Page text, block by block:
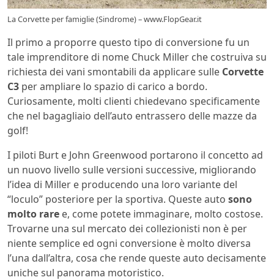
La Corvette per famiglie (Sindrome) – www.FlopGear.it
Il primo a proporre questo tipo di conversione fu un
tale imprenditore di nome Chuck Miller che costruiva su
richiesta dei vani smontabili da applicare sulle Corvette
C3 per ampliare lo spazio di carico a bordo.
Curiosamente, molti clienti chiedevano specificamente
che nel bagagliaio dell’auto entrassero delle mazze da
golf!
I piloti Burt e John Greenwood portarono il concetto ad
un nuovo livello sulle versioni successive, migliorando
l’idea di Miller e producendo una loro variante del
“loculo” posteriore per la sportiva. Queste auto sono
molto rare e, come potete immaginare, molto costose.
Trovarne una sul mercato dei collezionisti non è per
niente semplice ed ogni conversione è molto diversa
l’una dall’altra, cosa che rende queste auto decisamente
uniche sul panorama motoristico.